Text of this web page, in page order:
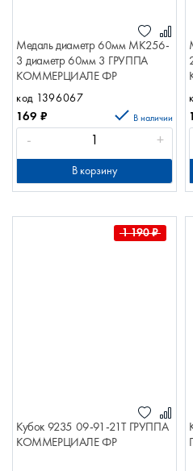
Медаль диаметр 60мм МК256-
3 диаметр 60мм 3 ГРУППА
КОММЕРЦИАЛЕ ФР
код 1396067
169 ₽ В наличии
- +
В корзину
1 190₽
Кубок 9235 09-91-21Т ГРУППА
КОММЕРЦИАЛЕ ФР